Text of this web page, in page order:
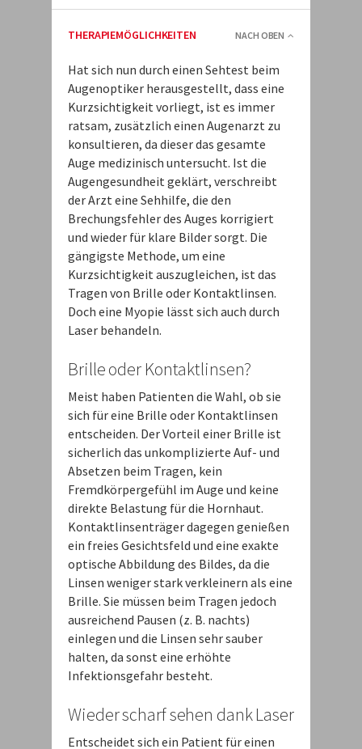
THERAPIEMÖGLICHKEITEN NACH OBEN
Hat sich nun durch einen Sehtest beim
Augenoptiker herausgestellt, dass eine
Kurzsichtigkeit vorliegt, ist es immer
ratsam, zusätzlich einen Augenarzt zu
konsultieren, da dieser das gesamte
Auge medizinisch untersucht. Ist die
Augengesundheit geklärt, verschreibt
der Arzt eine Sehhilfe, die den
Brechungsfehler des Auges korrigiert
und wieder für klare Bilder sorgt. Die
gängigste Methode, um eine
Kurzsichtigkeit auszugleichen, ist das
Tragen von Brille oder Kontaktlinsen.
Doch eine Myopie lässt sich auch durch
Laser behandeln.
Brille oder Kontaktlinsen?
Meist haben Patienten die Wahl, ob sie
sich für eine Brille oder Kontaktlinsen
entscheiden. Der Vorteil einer Brille ist
sicherlich das unkomplizierte Auf- und
Absetzen beim Tragen, kein
Fremdkörpergefühl im Auge und keine
direkte Belastung für die Hornhaut.
Kontaktlinsenträger dagegen genießen
ein freies Gesichtsfeld und eine exakte
optische Abbildung des Bildes, da die
Linsen weniger stark verkleinern als eine
Brille. Sie müssen beim Tragen jedoch
ausreichend Pausen (z. B. nachts)
einlegen und die Linsen sehr sauber
halten, da sonst eine erhöhte
Infektionsgefahr besteht.
Wieder scharf sehen dank Laser
Entscheidet sich ein Patient für einen